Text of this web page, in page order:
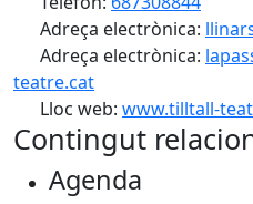
Adreça electrònica:
Adreça electrònica:
teatre.cat
Lloc web: www.tilltall-
Contingut
Agenda